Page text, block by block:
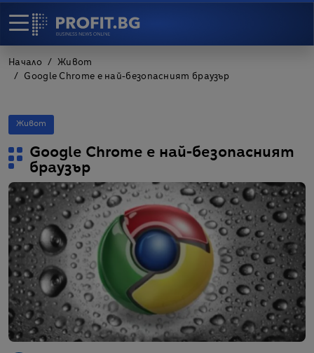
Начало
Живот
Google Chrome е най-безопасният браузър
Живот
Google Chrome е най-безопасният
браузър